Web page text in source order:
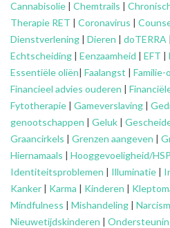
Cannabisolie | Chemtrails |
Therapie RET | Coronavirus |
Dienstverlening | Dieren | doTERRA |
Echtscheiding | Eenzaamheid | EFT |
Essentiële oliën| Faalangst |
Financieel advies ouderen |
Fytotherapie | Gameverslaving |
genootschappen | Geluk |
Graancirkels | Grenzen aangeven |
Hiernamaals | Hooggevoeligheid/HSP
Identiteitsproblemen | Illuminatie |
Kanker | Karma | Kinderen |
Mindfulness | Mishandeling |
Nieuwetijdskinderen |